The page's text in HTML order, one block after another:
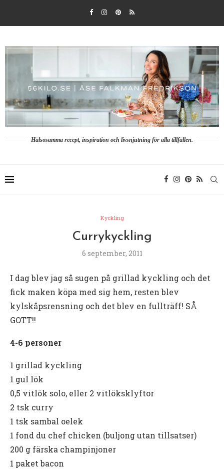
Hälsosamma recept, inspiration och livsnjutning för alla tillfällen.
Kyckling
Currykyckling
6 september, 2011
I dag blev jag så sugen på grillad kyckling och det
fick maken köpa med sig hem, resten blev
kylskåpsrensning och det blev en fullträff! SÅ
GOTT!!
4-6 personer
1 grillad kyckling
1 gul lök
0,5 vitlök solo, eller 2 vitlöksklyftor
2 tsk curry
1 tsk sambal oelek
1 fond du chef chicken (buljong utan tillsatser)
200 g färska champinjoner
1 paket bacon